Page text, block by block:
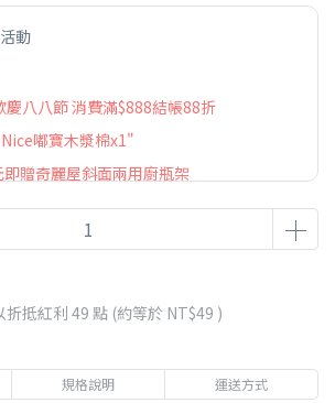
動
八八節 消費滿$888結帳88折
嘟寶木漿棉x1"
贈奇麗屋斜面兩用廚瓶架
折抵紅利 49 點 (約等於 NT$49 )
規格說明 運送方式